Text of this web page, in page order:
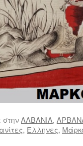
στηνΑΛΒΑΝΙΑ,
, Έλληνες,